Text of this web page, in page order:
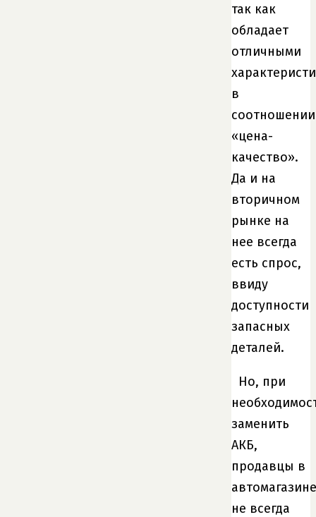
так как
обладает
отличными
в
соотношении
«цена-
качество».
Да и на
вторичном
рынке на
нее всегда
есть спрос,
ввиду
доступности
запасных
деталей.
Но, при
заменить
АКБ,
продавцы в
автомагазине
не всегда